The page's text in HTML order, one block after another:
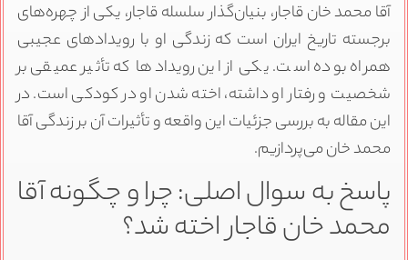
آقا محمد خان قاجار، بنیان‌گذار سلسله قاجار، یکی از چهره‌های
برجسته تاریخ ایران است که زندگی او با رویدادهای عجیبی
همراه بوده است. یکی از این رویدادها که تأثیر عمیقی بر
شخصیت و رفتار او داشته، اخته شدن او در کودکی است. در
این مقاله به بررسی جزئیات این واقعه و تأثیرات آن بر زندگی آقا
محمد خان می‌پردازیم.
پاسخ به سوال اصلی: چرا و چگونه آقا
محمد خان قاجار اخته شد؟